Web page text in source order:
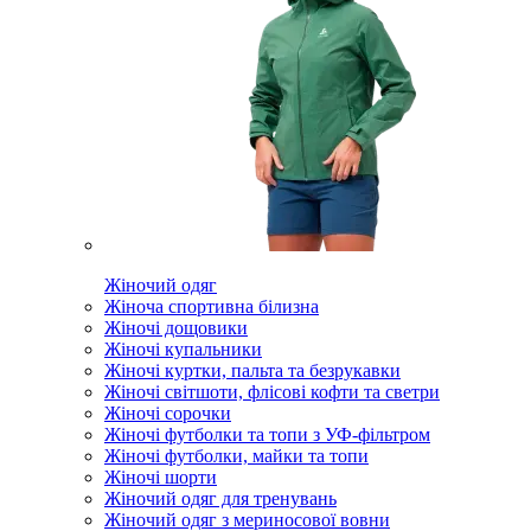
Жіночий одяг
Жіноча спортивна білизна
Жіночі дощовики
Жіночі купальники
Жіночі куртки, пальта та безрукавки
Жіночі світшоти, флісові кофти та светри
Жіночі сорочки
Жіночі футболки та топи з УФ-фільтром
Жіночі футболки, майки та топи
Жіночі шорти
Жіночий одяг для тренувань
Жіночий одяг з мериносової вовни